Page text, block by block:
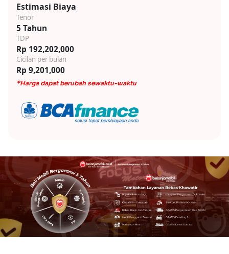
Estimasi Biaya
Tenor
5 Tahun
TDP
Rp 192,202,000
Cicilan per bulan
Rp 9,201,000
*Harga dapat berubah sewaktu-waktu